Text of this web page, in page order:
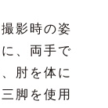
影時の姿
、両手で
肘を体に
脚を使用